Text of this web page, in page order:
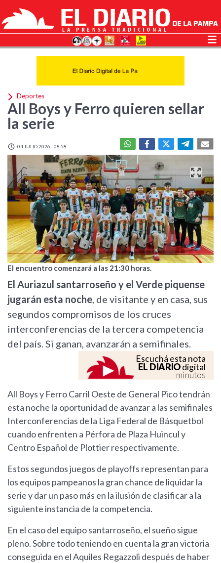
Deportes
All Boys y Ferro quieren sellar
la serie
04 JULIO 2026 - 08:58
El encuentro comenzará a las 21:30 horas.
El Auriazul santarroseño y el Verde piquense
jugarán esta noche, de visitante y en casa, sus
segundos compromisos de los cruces
interconferencias de la tercera competencia
del país. Si ganan, avanzarán a semifinales.
Escuchá esta nota
EL DIARIOdigital
minutos
All Boys y Ferro Carril Oeste de General Pico tendrán
esta noche la oportunidad de avanzar a las semifinales
Interconferencias de la Liga Federal de Básquetbol
cuando enfrenten a Pérfora de Plaza Huincul y
Centro Español de Plottier respectivamente.
Estos segundos juegos de playoffs representan para
los equipos pampeanos la gran chance de liquidar la
serie y dar un paso más en la ilusión de clasificar a la
siguiente instancia de la competencia.
En el caso del equipo santarroseño, el sueño sigue
pleno. Sobre todo teniendo en cuenta la gran victoria
conseguida en el Aquiles Regazzoli después de haber